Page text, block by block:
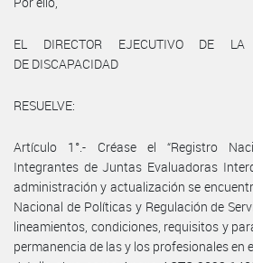
EL DIRECTOR EJECUTIVO DE LA
DE DISCAPACIDAD
RESUELVE:
Artículo 1°.- Créase el “Registro
Integrantes de Juntas Evaluadoras
administración y actualización se
Nacional de Políticas y Regulación de
lineamientos, condiciones, requisitos y
permanencia de las y los profesionales en